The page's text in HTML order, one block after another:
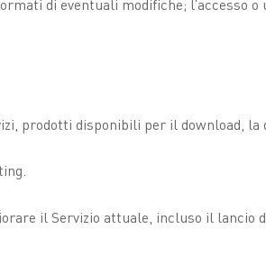
di eventuali modifiche; l’accesso
prodotti disponibili per il download,
il Servizio attuale, incluso il lancio